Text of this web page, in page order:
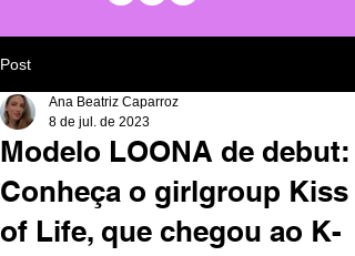
Post
Modelo LOONA de debut:
Conheça o girlgroup Kiss
of Life, que chegou ao K-
Ana Beatriz Caparroz
8 de jul. de 2023